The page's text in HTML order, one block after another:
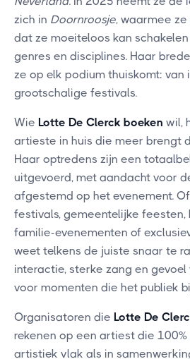
zich in Doornroosje, waarmee
dat ze moeiteloos kan
genres en disciplines. Haar
ze op elk podium thuiskomt:
grootschalige festivals.
Wie Lotte De Clerck boeken wil,
artieste in huis die meer brengt
Haar optredens zijn een
uitgevoerd, met aandacht voor
afgestemd op het evenement.
festivals, gemeentelijke
familie-evenementen of
weet telkens de juiste snaar te
interactie, sterke zang en
voor momenten die het publiek
Organisatoren die Lotte De
rekenen op een artiest die
artistiek vlak als in